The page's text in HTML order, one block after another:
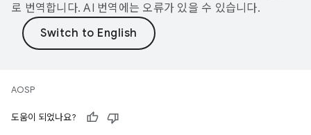
로 번역합니다. AI 번역에는 오류가 있을 수 있습니다.
AOSP
도움이 되었나요?